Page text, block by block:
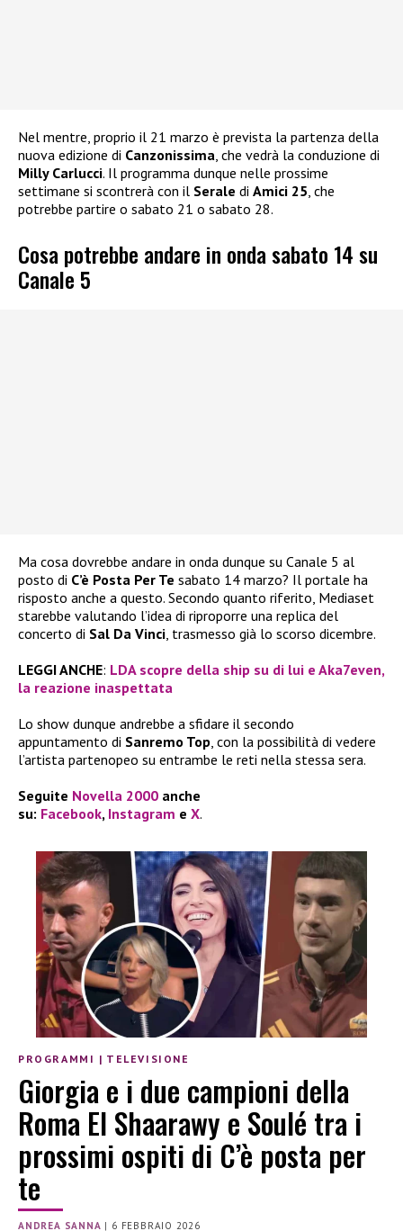
Nel mentre, proprio il 21 marzo è prevista la partenza della
nuova edizione di Canzonissima , che vedrà la conduzione di
Milly Carlucci. Il programma dunque nelle prossime
settimane si scontrerà con il Serale di Amici 25 , che
potrebbe partire o sabato 21 o sabato 28.
Cosa potrebbe andare in onda sabato 14 su
Canale 5
Ma cosa dovrebbe andare in onda dunque su Canale 5 al
posto di C’è Posta Per Te sabato 14 marzo? Il portale ha
risposto anche a questo. Secondo quanto riferito, Mediaset
starebbe valutando l’idea di riproporre una replica del
concerto di Sal Da Vinci, trasmesso già lo scorso dicembre.
LEGGI ANCHE: LDA scopre della ship su di lui e Aka7even,
la reazione inaspettata
Lo show dunque andrebbe a sfidare il secondo
appuntamento di Sanremo Top, con la possibilità di vedere
l’artista partenopeo su entrambe le reti nella stessa sera.
Seguite Novella 2000 anche
su: Facebook, Instagram e X.
PROGRAMMI | TELEVISIONE
Giorgia e i due campioni della
Roma El Shaarawy e Soulé tra i
prossimi ospiti di C’è posta per
te
ANDREA SANNA | 6 FEBBRAIO 2026